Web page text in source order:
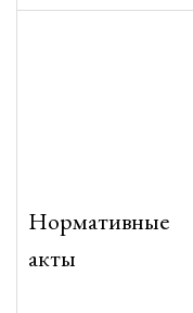
Нормативные
акты